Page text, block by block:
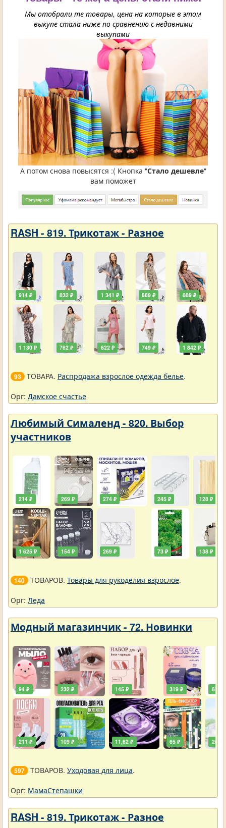
Мы отобрали те товары, цена на которые в этом
выкупе стала ниже по сравнению с недавними
выкупами
А потом снова повысятся :( Кнопка "Стало дешевле"
вам поможет
RASH - 819. Трикотаж - Разное
914 ₽
1 130 ₽
832 ₽
762 ₽
1 341 ₽
622 ₽
889 ₽
749 ₽
889 ₽
1 842 ₽
93 ТОВАРА. Распродажа взрослое одежда белье.
Орг: Дамское счастье
Любимый Сималенд - 820. Выбор
участников
214 ₽
1 625 ₽
269 ₽
154 ₽
274 ₽
269 ₽
245 ₽
73 ₽
128 ₽
138 ₽
140 ТОВАРОВ. Товары для рукоделия взрослое.
Орг: Леда
Модный магазинчик - 72. Новинки
94 ₽
211 ₽
232 ₽
109 ₽
145 ₽
11,62 ₽
319 ₽
65 ₽
87 ₽
261 ₽
597 ТОВАРОВ. Уходовая для лица.
Орг: МамаСтепашки
RASH - 819. Трикотаж - Разное